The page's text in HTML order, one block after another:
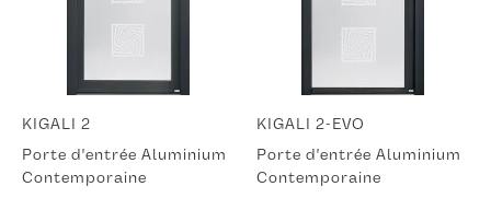
KIGALI 2
Porte d'entrée Aluminium
Contemporaine
KIGALI 2-EVO
Porte d'entrée Aluminium
Contemporaine